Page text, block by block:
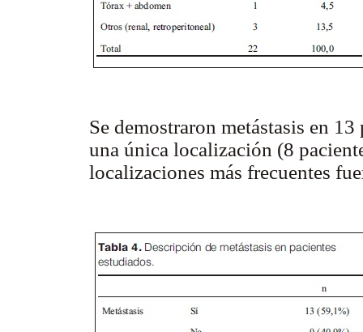
Se demostraron metástasis en
una única localización (8
localizaciones más frecuentes